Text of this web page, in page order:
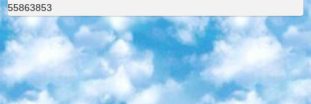
55863853